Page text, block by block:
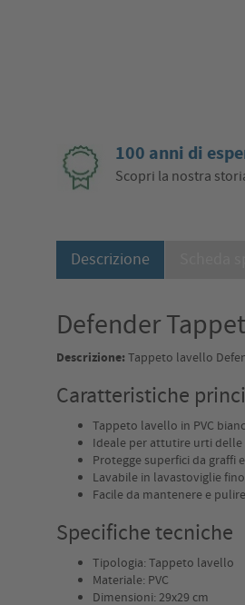
100 anni di
Scopri la nostra
Descrizione
Defender
Descrizione: Tappeto lavello
Caratteristiche
Tappeto lavello in PVC
Ideale per attutire urti
Protegge superfici da graffi
Lavabile in lavastoviglie fino
Facile da mantenere e pulire
Specifiche tecniche
Tipologia: Tappeto lavello
Materiale: PVC
Dimensioni: 29x29 cm